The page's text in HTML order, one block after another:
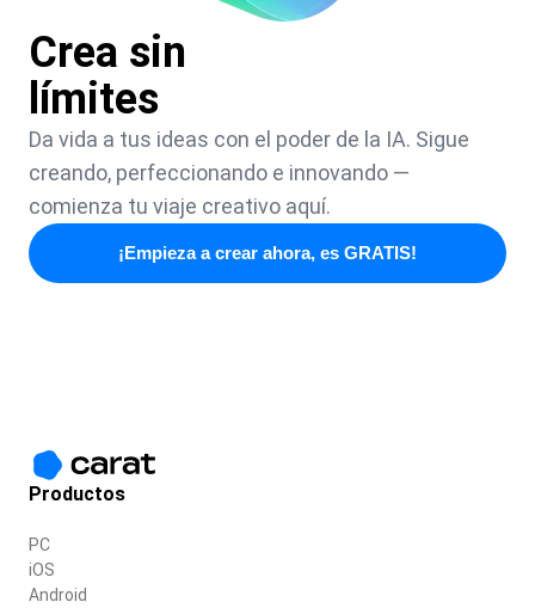
Crea sin
límites
Da vida a tus ideas con el poder de la IA. Sigue
creando, perfeccionando e innovando —
comienza tu viaje creativo aquí.
¡Empieza a crear ahora, es GRATIS!
Productos
PC
iOS
Android